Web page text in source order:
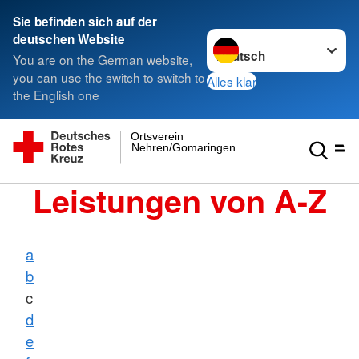
Sie befinden sich auf der
deutschen Website
You are on the German website,
you can use the switch to switch to
the English one
Sprache wechseln zu
Alles klar
Nehren/Gomaringen
Ortsverein
Leistungen von A-Z
a
b
c
d
e